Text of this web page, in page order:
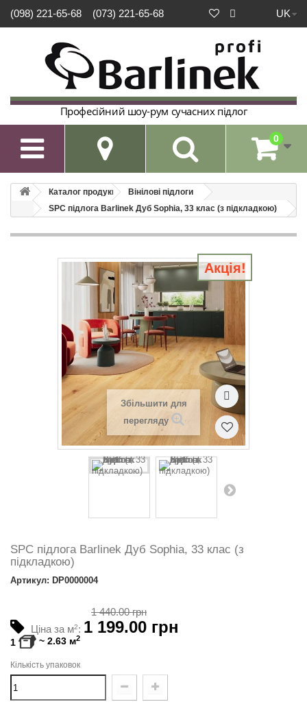
UK
(098) 221-65-68 (073) 221-65-68
Професійний шоу-рум сучасних підлог
 0
Каталог продукції
Вінілові підлоги
SPC підлога Barlinek Дуб Sophia, 33 клас (з підкладкою)
Акція!
Збільшити для
перегляду
SPC підлога Barlinek Дуб Sophia, 33 клас (з
підкладкою)
Артикул: DP0000004
Ціна за м2: 1 199.00 грн
1 440.00 грн
1 ~ 2.63 м2
Кількість упаковок